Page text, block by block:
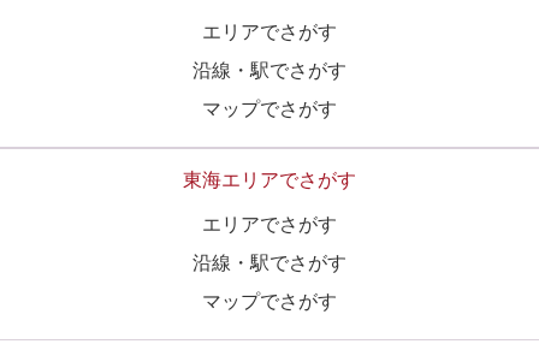
エリアでさがす
沿線・駅でさがす
マップでさがす
東海エリアでさがす
エリアでさがす
沿線・駅でさがす
マップでさがす